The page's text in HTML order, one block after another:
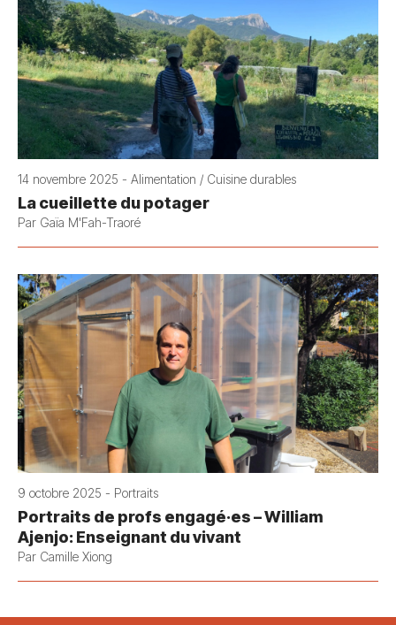
14 novembre 2025 - Alimentation / Cuisine durables
La cueillette du potager
Par Gaïa M'Fah-Traoré
9 octobre 2025 - Portraits
Portraits de profs engagé·es – William
Ajenjo: Enseignant du vivant
Par Camille Xiong